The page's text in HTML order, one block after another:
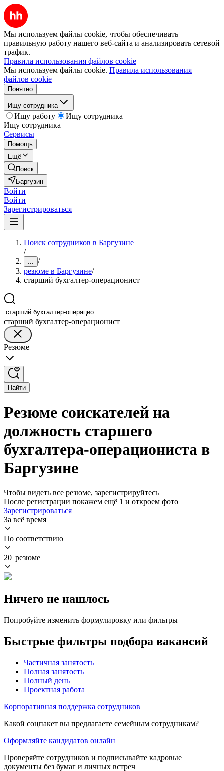
Мы используем файлы cookie, чтобы обеспечивать
правильную работу нашего веб-сайта и анализировать сетевой
трафик.
Правила использования файлов cookie
Мы используем файлы cookie. Правила использования
файлов cookie
Понятно
Ищу сотрудника
Ищу работу
Ищу сотрудника
Ищу сотрудника
Сервисы
Помощь
Ещё
Поиск
Баргузин
Войти
Войти
Зарегистрироваться
Поиск сотрудников в Баргузине
/
... /
резюме в Баргузине/
старший бухгалтер-операционист
старший бухгалтер-операционист
Резюме
Найти
Резюме соискателей на
должность старшего
бухгалтера-операциониста в
Баргузине
Чтобы видеть все резюме, зарегистрируйтесь
После регистрации покажем ещё 1 и откроем фото
Зарегистрироваться
За всё время
По соответствию
20 резюме
Ничего не нашлось
Попробуйте изменить формулировку или фильтры
Быстрые фильтры подбора вакансий
Частичная занятость
Полная занятость
Полный день
Проектная работа
Корпоративная поддержка сотрудников
Какой соцпакет вы предлагаете семейным сотрудникам?
Оформляйте кандидатов онлайн
Проверяйте сотрудников и подписывайте кадровые
документы без бумаг и личных встреч